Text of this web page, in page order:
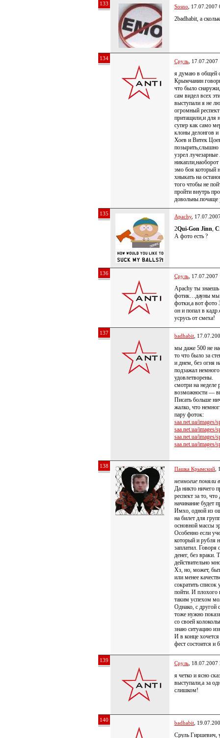
133 Sosno , 17.07.2007
2badhabit, а
134 Сруль ,
я думаю в общей
Крымчанин
что было
сам видел всех
выступали я не
огромный респект
притащили,и для
супер как само
клоны делонгов и
Хоев и Витек
позырить,слышно
узрел лучезарные
эмо боя который
хныкать на
того чтобы не
пройти внутрь
довольны.почаще
135 Apachy,
2Qui-Gon Jinn,
А фото есть ?
136 Сруль ,
Apachy ты
фотик…дауны
фотки,а вот фото
он и попал в
усрусь от смеха!
137 badhabit ,
мы даже 500 не
то что было за
и днем, без огня
подзажал
удовлетворены.
смотри на неделе
возможности —
Писать больше
жалко, что
пару фоток:
saa.net.ua/images/
saa.net.ua/images/
saa.net.ua/images/
saa.net.ua/images/
138 Пашка Крымский
немногие поняли
Да никто ничего
респект за то,
начинание будет
Имхо, одной из
на билет для
основной массы
Особенно если
который и рубля
заплатил. Говоря
денег, без враки.
действительно
Хз, но, может,
или менее
сократить
пойти. И плохого
таким успехом
Однако, с другой
тоже нужно
со своей
знаю ситуацию
И в конце
фест состоится и
139 Сруль ,
я четко и ясно
выступали,а за
слишком!
140 badhabit ,
Сруль Гиршевич,